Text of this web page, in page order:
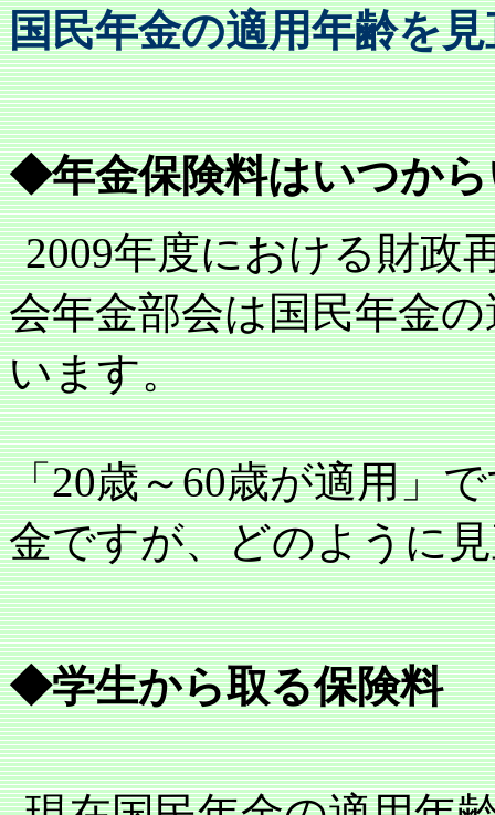
国民年金の適用年齢を
◆年金保険料はいつか
2009年度における財政
会年金部会は国民年金
います。
「20歳～60歳が適用」
金ですが、どのように
◆学生から取る保険料